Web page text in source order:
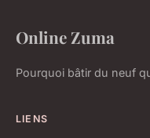
Online Zuma
Pourquoi bâtir du neuf
LIENS